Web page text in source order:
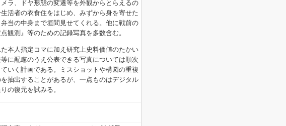
ラ、ドヤ形態の変遷等を外観からとらえるの
活者の衣食住をはじめ、みずから身を寄せた
当の中身まで垣間見せてくれる。他に戦前の
観測』等のための記録写真を多数含む。
本人指定コマに加え研究上史料価値のたかい
に配慮のうえ公表できる写真については順次
いく計画である。ミスショットや構図の重複
抽出することがあるが、一点ものはデジタル
の復元を試みる。